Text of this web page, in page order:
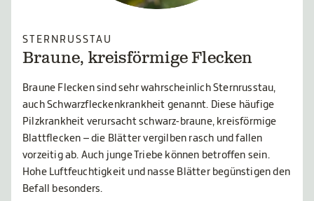
STERNRUSSTAU
Braune, kreisförmige Flecken
Braune Flecken sind sehr wahrscheinlich Sternrusstau,
auch Schwarzfleckenkrankheit genannt. Diese häufige
Pilzkrankheit verursacht schwarz-braune, kreisförmige
Blattflecken – die Blätter vergilben rasch und fallen
vorzeitig ab. Auch junge Triebe können betroffen sein.
Hohe Luftfeuchtigkeit und nasse Blätter begünstigen den
Befall besonders.